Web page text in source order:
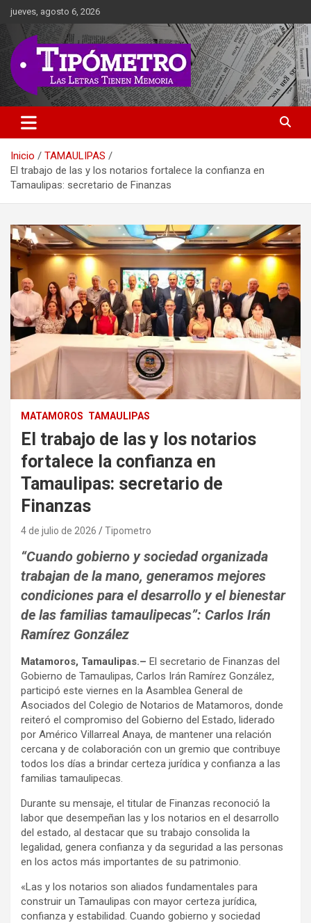
Saltar
contenido
jueves, agosto 6, 2026
Tipometro
Las Letras Tienen Memoria
Inicio
TAMAULIPAS
El trabajo de las y los notarios fortalece la confianza en
Tamaulipas: secretario de Finanzas
MATAMOROS TAMAULIPAS
El trabajo de las y los notarios
fortalece la confianza en
Tamaulipas: secretario de
Finanzas
4 de julio de 2026 Tipometro
“Cuando gobierno y sociedad organizada
trabajan de la mano, generamos mejores
condiciones para el desarrollo y el bienestar
de las familias tamaulipecas”: Carlos Irán
Ramírez González
Matamoros, Tamaulipas.– El secretario de Finanzas del
Gobierno de Tamaulipas, Carlos Irán Ramírez González,
participó este viernes en la Asamblea General de
Asociados del Colegio de Notarios de Matamoros, donde
reiteró el compromiso del Gobierno del Estado, liderado
por Américo Villarreal Anaya, de mantener una relación
cercana y de colaboración con un gremio que contribuye
todos los días a brindar certeza jurídica y confianza a las
familias tamaulipecas.
Durante su mensaje, el titular de Finanzas reconoció la
labor que desempeñan las y los notarios en el desarrollo
del estado, al destacar que su trabajo consolida la
legalidad, genera confianza y da seguridad a las personas
en los actos más importantes de su patrimonio.
«Las y los notarios son aliados fundamentales para
construir un Tamaulipas con mayor certeza jurídica,
confianza y estabilidad. Cuando gobierno y sociedad